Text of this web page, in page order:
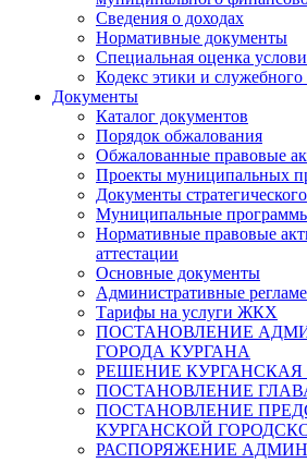
Сведения о доходах
Нормативные документы
Специальная оценка
Кодекс этики и служебного
Документы
Каталог документов
Порядок обжалования
Обжалованные правовые
Проекты муниципальных
Документы
Муниципальные
Нормативные правовые
аттестации
Основные документы
Административные
Тарифы на услуги ЖКХ
ПОСТАНОВЛЕНИЕ
ГОРОДА КУРГАНА
РЕШЕНИЕ
ПОСТАНОВЛЕНИЕ
ПОСТАНОВЛЕНИЕ
КУРГАНСКОЙ
РАСПОРЯЖЕНИЕ